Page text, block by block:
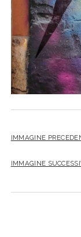
IMMAGINE
IMMAGINE